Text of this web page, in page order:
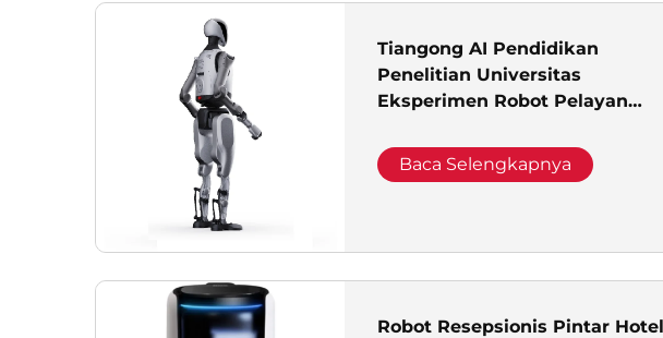
Tiangong AI Pendidikan
Penelitian Universitas
Eksperimen Robot Pelayan
Aula Pameran
Baca Selengkapnya
Robot Resepsionis Pintar Hotel